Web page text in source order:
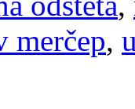
merčep,